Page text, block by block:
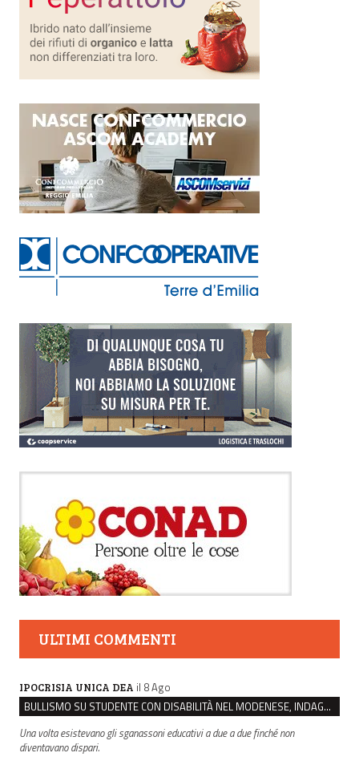
ULTIMI COMMENTI
IPOCRISIA UNICA DEA il 8 Ago
BULLISMO SU STUDENTE CON DISABILITÀ NEL MODENESE, INDAGATI DUE RAGAZZI DI 16 ANNI
Una volta esistevano gli sganassoni educativi a due a due finché non
diventavano dispari.